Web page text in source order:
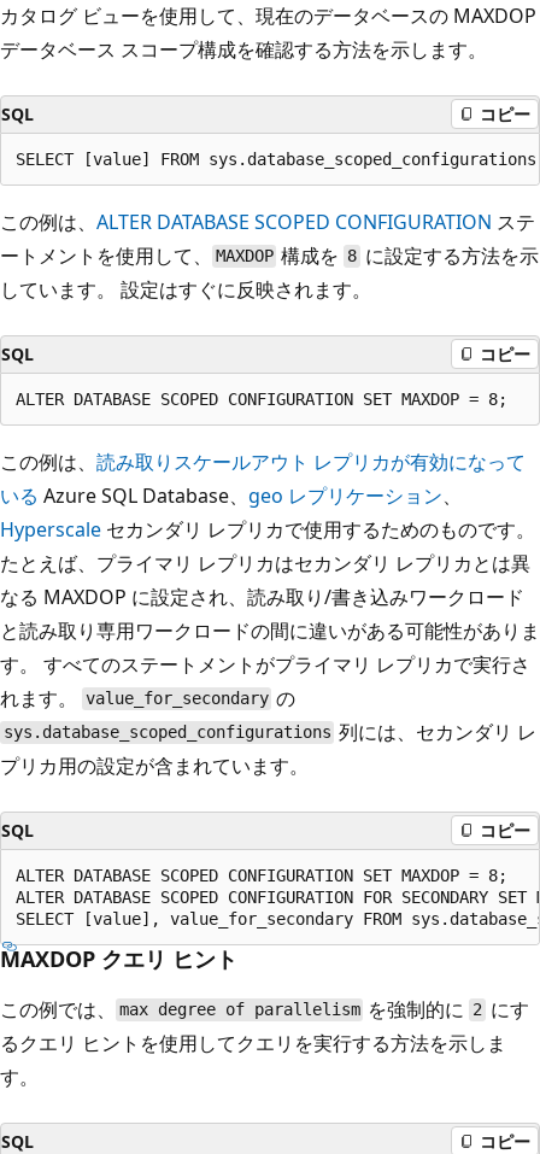
カタログ ビューを使用して、現在のデータベースの MAXDOP
データベース スコープ構成を確認する方法を示します。
SQL コピー
この例は、 ALTER DATABASE SCOPED CONFIGURATION ステ
ートメントを使用して、
MAXDOP 構成を 8に設定する方法を示
しています。 設定はすぐに反映されます。
SQL コピー
この例は、 読み取りスケールアウト レプリカが有効になって
いる Azure SQL Database、 geo レプリケーション、
Hyperscale セカンダリ レプリカで使用するためのものです。
たとえば、プライマリ レプリカはセカンダリ レプリカとは異
なる MAXDOP に設定され、読み取り/書き込みワークロード
と読み取り専用ワークロードの間に違いがある可能性がありま
す。 すべてのステートメントがプライマリ レプリカで実行さ
れます。
value_for_secondary の
sys.database_scoped_configurations 列には、セカンダリ レ
プリカ用の設定が含まれています。
SQL コピー
ALTER DATABASE SCOPED CONFIGURATION SET MAXDOP = 8;
ALTER DATABASE SCOPED CONFIGURATION FOR SECONDARY
MAXDOP クエリ ヒント
この例では、 max degree of parallelism を強制的に 2にす
るクエリ ヒントを使用してクエリを実行する方法を示しま
す。
SQL コピー